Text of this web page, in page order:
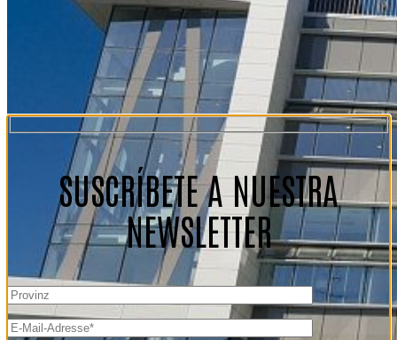
SUSCRÍBETE A NUESTRA
NEWSLETTER